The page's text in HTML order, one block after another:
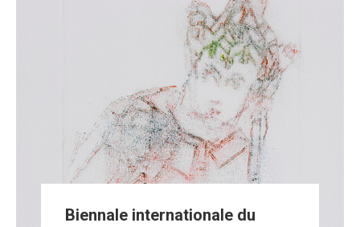
Biennale internationale du